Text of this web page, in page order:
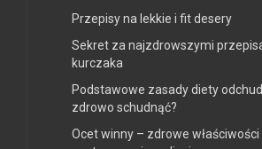
Przepisy na lekkie i fit desery
Sekret za najzdrowszymi
kurczaka
Podstawowe zasady diety
zdrowo schudnąć?
Ocet winny – zdrowe właściwości